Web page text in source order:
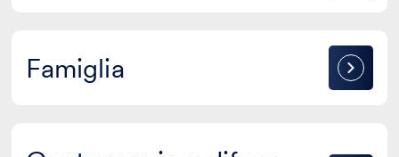
Famiglia
Famiglia
Controversie